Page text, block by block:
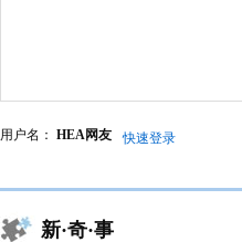
用户名： HEA网友 快速登录
新·奇·事